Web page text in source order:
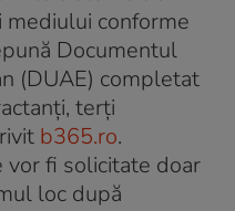
conforme
Documentul
(DUAE) completat
terți
b365.ro.
fi solicitate doar
loc după